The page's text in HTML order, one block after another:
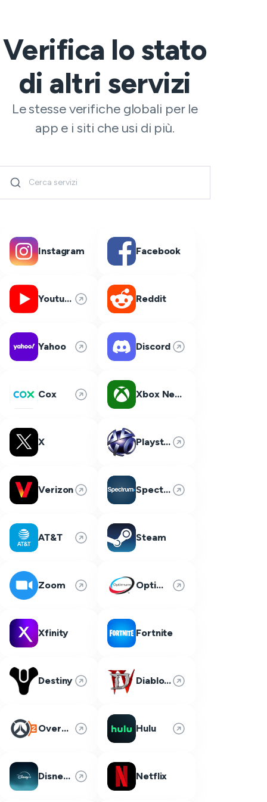
Verifica lo stato
di altri servizi
Le stesse verifiche globali per le
app e i siti che usi di più.
Instagram Facebook
Youtube Reddit
Yahoo Discord
Cox Xbox Network
X Playstation Network
Verizon Spectrum
AT&T Steam
Zoom Optimum
Xfinity Fortnite
Destiny Diablo 4
Overwatch 2 Hulu
Disney Plus Netflix